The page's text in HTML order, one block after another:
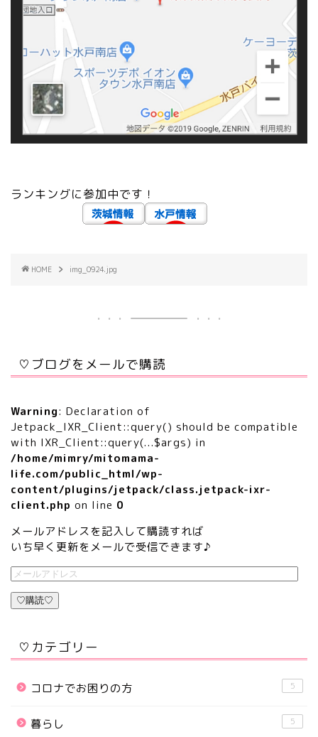
ランキングに参加中です！
HOME img_0924.jpg
♡ブログをメールで購読
Warning: Declaration of
Jetpack_IXR_Client::query() should be compatible
with IXR_Client::query(...$args) in
/home/mimry/mitomama-
life.com/public_html/wp-
content/plugins/jetpack/class.jetpack-ixr-
client.php on line 0
メールアドレスを記入して購読すれば
いち早く更新をメールで受信できます♪
♡購読♡
♡カテゴリー
コロナでお困りの方 5
暮らし 5